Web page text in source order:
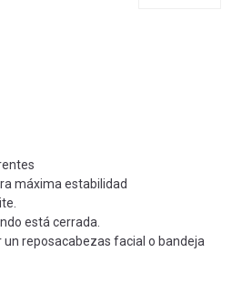
máxima estabilidad
está cerrada.
reposacabezas facial o bandeja